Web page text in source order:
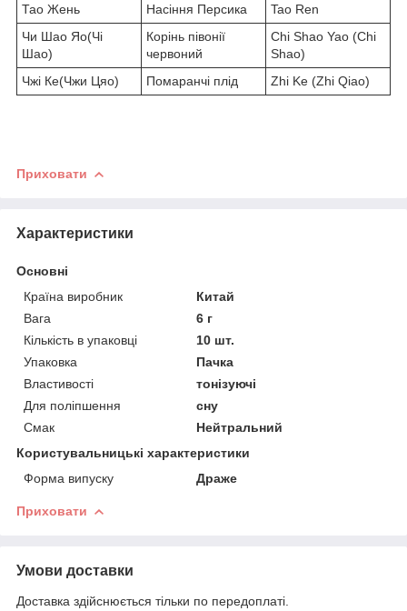
Тао Жень Насіння Персика
Tao Ren
Чи Шао Яо(Чі
Шао)
Корінь півонії
червоний
Chi Shao Yao (Chi
Shao)
Чжі Ке(Чжи Цяо)
Помаранчі плід Zhi Ke (Zhi Qiao)
Приховати
Характеристики
Основні
Країна виробник
Китай
Вага
6 г
Кількість в упаковці
10 шт.
Упаковка
Пачка
Властивості
тонізуючі
Для поліпшення
сну
Смак
Нейтральний
Користувальницькі характеристики
Форма випуску
Драже
Приховати
Умови доставки
Доставка здійснюється тільки по передоплаті.